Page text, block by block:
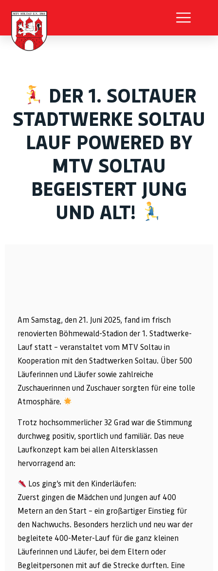
DER 1. SOLTAUER
STADTWERKE SOLTAU
LAUF POWERED BY
MTV SOLTAU
BEGEISTERT JUNG
UND ALT!
Am Samstag, den 21. Juni 2025, fand im frisch
renovierten Böhmewald-Stadion der 1. Stadtwerke-
Lauf statt – veranstaltet vom MTV Soltau in
Kooperation mit den Stadtwerken Soltau. Über 500
Läuferinnen und Läufer sowie zahlreiche
Zuschauerinnen und Zuschauer sorgten für eine tolle
Atmosphäre.
Trotz hochsommerlicher 32 Grad war die Stimmung
durchweg positiv, sportlich und familiär. Das neue
Laufkonzept kam bei allen Altersklassen
hervorragend an:
Los ging’s mit den Kinderläufen:
Zuerst gingen die Mädchen und Jungen auf 400
Metern an den Start – ein großartiger Einstieg für
den Nachwuchs. Besonders herzlich und neu war der
begleitete 400-Meter-Lauf für die ganz kleinen
Läuferinnen und Läufer, bei dem Eltern oder
Begleitpersonen mit auf die Strecke durften. Eine